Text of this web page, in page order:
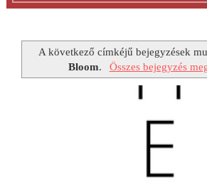
A következő címkéjű bejegyzések
Bloom. Összes bejegyzés